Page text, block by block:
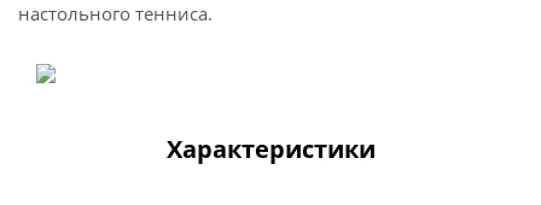
настольного тенниса.
Характеристики